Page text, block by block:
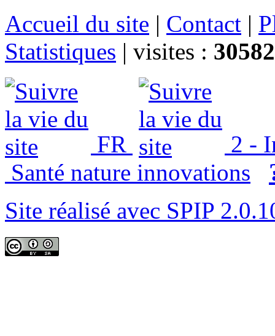
Accueil du site | Contact |
Statistiques | visites :
FR
2 -
Santé nature innovations
Site réalisé avec SPIP